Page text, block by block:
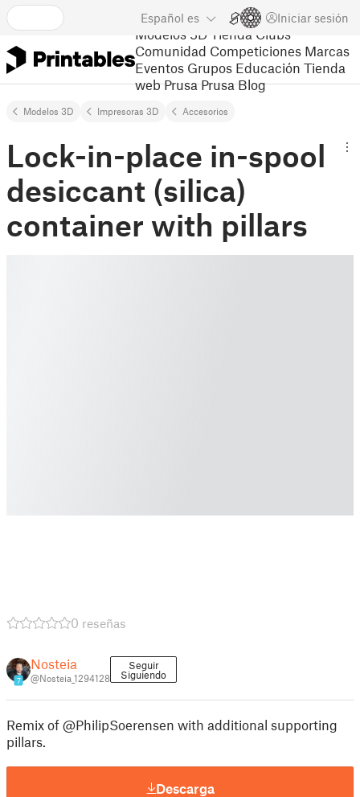
Español es Iniciar sesión
Modelos 3D Tienda Clubs
Comunidad Competiciones Marcas
Eventos Grupos Educación Tienda
web Prusa Prusa Blog
Modelos 3D Impresoras 3D Accesorios
Lock-in-place in-spool
desiccant (silica)
container with pillars
0 reseñas
7
Nosteia
@Nosteia_1294128
Seguir
Siguiendo
Remix of @PhilipSoerensen with additional supporting
pillars.
Descarga